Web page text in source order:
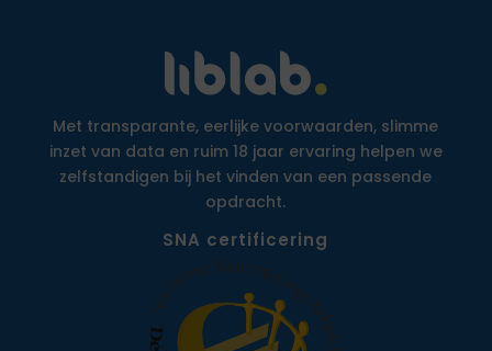
Met transparante, eerlijke voorwaarden, slimme
inzet van data en ruim 18 jaar ervaring helpen we
zelfstandigen bij het vinden van een passende
opdracht.
SNA certificering